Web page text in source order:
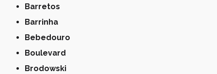
Barretos
Barrinha
Bebedouro
Boulevard
Brodowski